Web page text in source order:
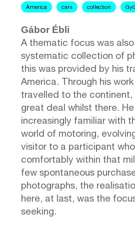
America cars collection
Gábor Ébli
A thematic focus was
systematic collection of
this was provided by his
America. Through his
travelled to the continent,
great deal whilst there.
increasingly familiar with
world of motoring,
visitor to a participant
comfortably within that
few spontaneous
photographs, the
here, at last, was the
seeking.